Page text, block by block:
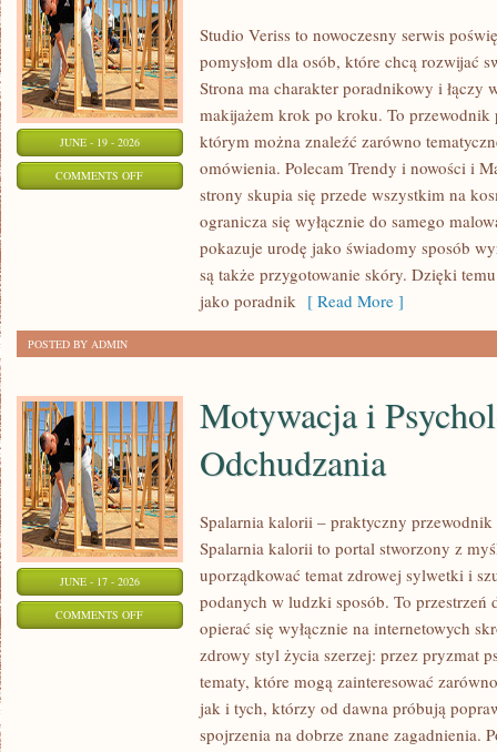
JUNE - 19 - 2026
COMMENTS OFFON
Studio Veriss to nowoczesny serwis
pomysłom dla osób, które chcą rozwijać
Strona ma charakter poradnikowy i łączy
makijażem krok po kroku. To
którym można znaleźć zarówno
omówienia. Polecam Trendy i nowości i
strony skupia się przede wszystkim na
ogranicza się wyłącznie do samego
pokazuje urodę jako świadomy sposób
są także przygotowanie skóry. Dzięki
jako poradnik [ Read More ]
POSTED BY ADMIN
JUNE - 17 - 2026
COMMENTS OFFON
MOTYWACJA
Motywacja i
Odchudzania
Spalarnia kalorii – praktyczny
Spalarnia kalorii to portal stworzony z
uporządkować temat zdrowej sylwetki i
podanych w ludzki sposób. To
opierać się wyłącznie na internetowych
zdrowy styl życia szerzej: przez pryzmat
tematy, które mogą zainteresować
jak i tych, którzy od dawna próbują
spojrzenia na dobrze znane zagadnienia.